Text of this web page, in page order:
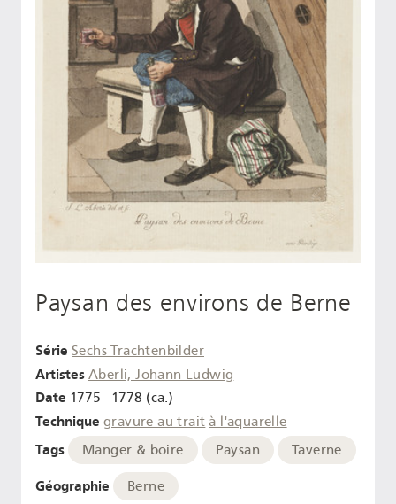
Paysan des environs de Berne
Série Sechs Trachtenbilder
Artistes Aberli, Johann Ludwig
Date 1775 - 1778 (ca.)
Technique gravure au trait à l'aquarelle
Tags Manger & boire Paysan Taverne
Géographie Berne